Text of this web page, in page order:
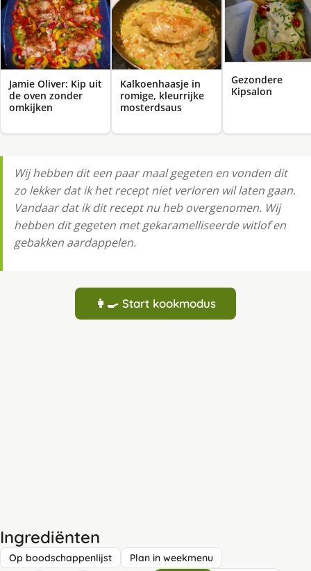
Jamie Oliver: Kip uit
de oven zonder
omkijken
Kalkoenhaasje in
romige, kleurrijke
mosterdsaus
Gezondere
Kipsalon
Wij hebben dit een paar maal gegeten en vonden dit
zo lekker dat ik het recept niet verloren wil laten gaan.
Vandaar dat ik dit recept nu heb overgenomen. Wij
hebben dit gegeten met gekaramelliseerde witlof en
gebakken aardappelen.
👩‍🍳 Start kookmodus
Ingrediënten
Op boodschappenlijst Plan in weekmenu